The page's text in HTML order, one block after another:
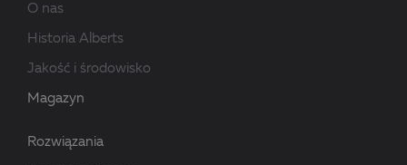
O nas
Historia Alberts
Jakość i środowisko
Magazyn
Rozwiązania